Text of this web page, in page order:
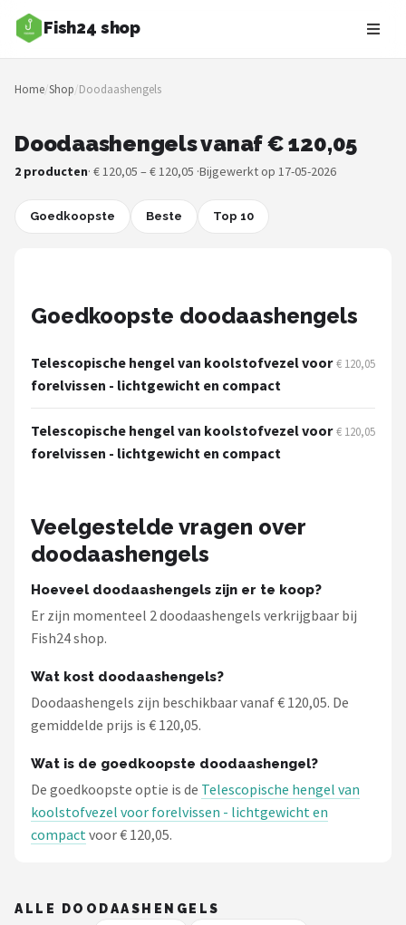
Fish24 shop
Zoeken
NAVIGATIE
Merken
Blog
Hengels
Dobbers
Kunstaas
Westin
Spro
Korda
Salmo
Rapala
PB Products
Fox Rage
Gamakatsu
Home/Shop/Doodaashengels
Doodaashengels vanaf € 120,05
2 producten· € 120,05 – € 120,05 ·Bijgewerkt op 17-05-2026
Goedkoopste Beste Top 10
Goedkoopste doodaashengels
Telescopische hengel van koolstofvezel voor
forelvissen - lichtgewicht en compact
€ 120,05
Telescopische hengel van koolstofvezel voor
forelvissen - lichtgewicht en compact
€ 120,05
Veelgestelde vragen over
doodaashengels
Hoeveel doodaashengels zijn er te koop?
Er zijn momenteel 2 doodaashengels verkrijgbaar bij
Fish24 shop.
Wat kost doodaashengels?
Doodaashengels zijn beschikbaar vanaf € 120,05. De
gemiddelde prijs is € 120,05.
Wat is de goedkoopste doodaashengel?
De goedkoopste optie is de Telescopische hengel van
koolstofvezel voor forelvissen - lichtgewicht en
compactvoor € 120,05.
ALLE DOODAASHENGELS